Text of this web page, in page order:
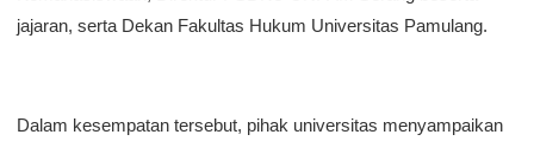
jajaran, serta Dekan Fakultas Hukum Universitas Pamulang.
Dalam kesempatan tersebut, pihak universitas menyampaikan